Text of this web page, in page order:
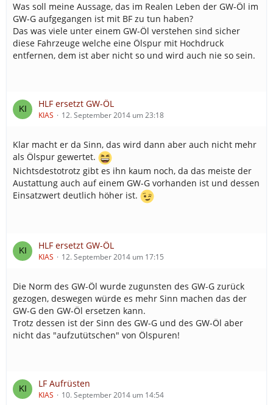
Was soll meine Aussage, das im Realen Leben der GW-Öl im
GW-G aufgegangen ist mit BF zu tun haben?
Das was viele unter einem GW-Öl verstehen sind sicher
diese Fahrzeuge welche eine Ölspur mit Hochdruck
entfernen, dem ist aber nicht so und wird auch nie so sein.
HLF ersetzt GW-ÖL
KIAS 12. September 2014 um 23:18
Klar macht er da Sinn, das wird dann aber auch nicht mehr
als Ölspur gewertet.
Nichtsdestotrotz gibt es ihn kaum noch, da das meiste der
Austattung auch auf einem GW-G vorhanden ist und dessen
Einsatzwert deutlich höher ist.
HLF ersetzt GW-ÖL
KIAS 12. September 2014 um 17:15
Die Norm des GW-Öl wurde zugunsten des GW-G zurück
gezogen, deswegen würde es mehr Sinn machen das der
GW-G den GW-Öl ersetzen kann.
Trotz dessen ist der Sinn des GW-G und des GW-Öl aber
nicht das "aufzutütschen" von Ölspuren!
LF Aufrüsten
KIAS 10. September 2014 um 14:54